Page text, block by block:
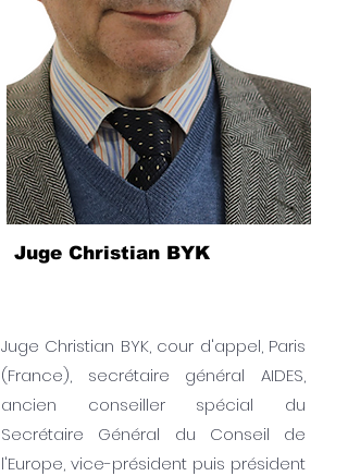
Juge Christian BYK
Juge Christian BYK, cour d'appel, Paris
(France), secrétaire général AIDES,
ancien conseiller spécial du
Secrétaire Général du Conseil de
l'Europe, vice-président puis président